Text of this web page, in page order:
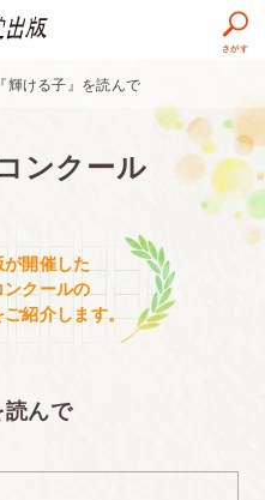
さがす
『輝ける子』を読んで
ンクール
が開催した
クールの
紹介します。
読んで